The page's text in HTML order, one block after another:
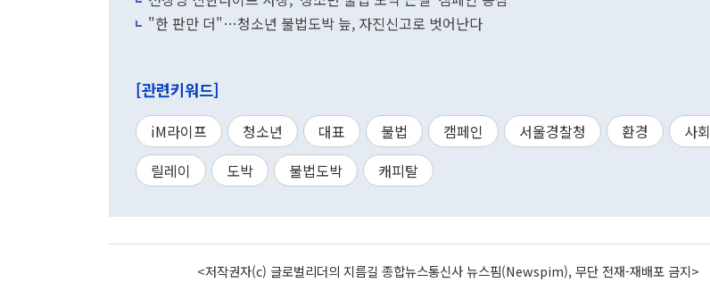
"한 판만 더"…청소년 불법도박 늪, 자진신고로 벗어난다
[관련키워드]
iM라이프 청소년 대표 불법 캠페인 서울경찰청 환경
사회
릴레이
도박 불법도박 캐피탈
<저작권자(c) 글로벌리더의 지름길 종합뉴스통신사 뉴스핌(Newspim), 무단 전재-재배포 금지>